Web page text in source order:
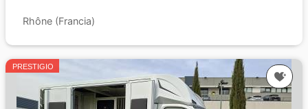
Rhône (Francia)
PRESTIGIO